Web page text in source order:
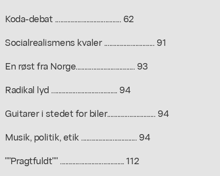
Koda-debat ...................................... 62
Socialrealismens kvaler ............................. 91
En røst fra Norge.................................. 93
Radikal lyd ...................................... 94
Guitarer i stedet for biler............................ 94
Musik, politik, etik ................................ 94
""Pragtfuldt"" ..................................... 112